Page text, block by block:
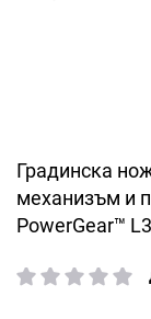
Градинска
механизъм и
PowerGear™
рейтинг:
Преминете
началото
на
със